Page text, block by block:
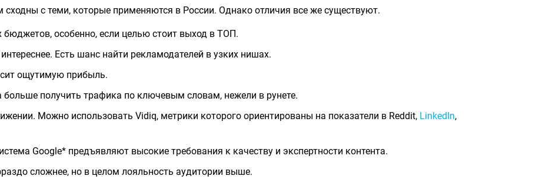
с теми, которые применяются в России. Однако отличия все же существуют.
особенно, если целью стоит выход в ТОП.
Есть шанс найти рекламодателей в узких нишах.
ощутимую прибыль.
получить трафика по ключевым словам, нежели в рунете.
Можно использовать Vidiq, метрики которого ориентированы на показатели в Reddit, LinkedIn,
Google* предъявляют высокие требования к качеству и экспертности контента.
сложнее, но в целом лояльность аудитории выше.